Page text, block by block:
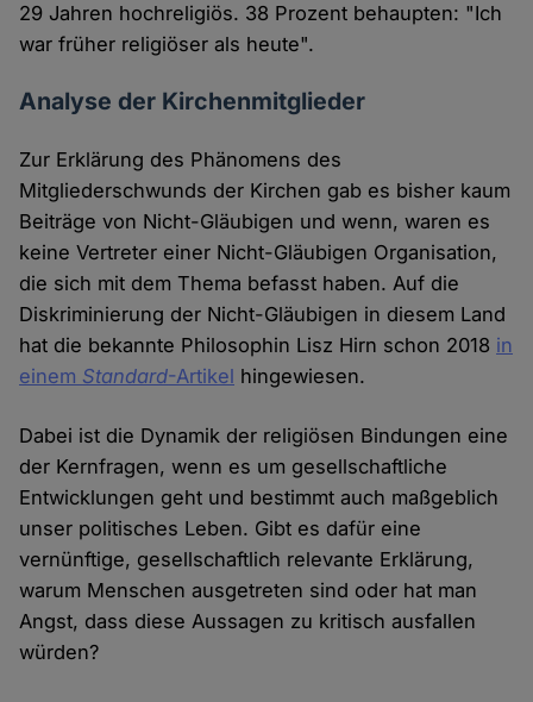
29 Jahren hochreligiös. 38 Prozent behaupten: "Ich
war früher religiöser als heute".
Analyse der Kirchenmitglieder
Zur Erklärung des Phänomens des
Mitgliederschwunds der Kirchen gab es bisher kaum
Beiträge von Nicht-Gläubigen und wenn, waren es
keine Vertreter einer Nicht-Gläubigen Organisation,
die sich mit dem Thema befasst haben. Auf die
Diskriminierung der Nicht-Gläubigen in diesem Land
hat die bekannte Philosophin Lisz Hirn schon 2018 in
einem Standard-Artikel hingewiesen.
Dabei ist die Dynamik der religiösen Bindungen eine
der Kernfragen, wenn es um gesellschaftliche
Entwicklungen geht und bestimmt auch maßgeblich
unser politisches Leben. Gibt es dafür eine
vernünftige, gesellschaftlich relevante Erklärung,
warum Menschen ausgetreten sind oder hat man
Angst, dass diese Aussagen zu kritisch ausfallen
würden?